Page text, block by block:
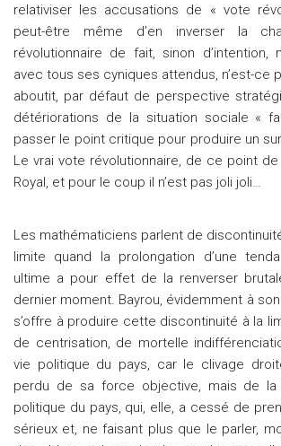
relativiser les accusations de « vote
peut-être même d’en inverser la
révolutionnaire de fait, sinon
avec tous ses cyniques attendus, n’est-ce
aboutit, par défaut de perspective
détériorations de la situation sociale «
passer le point critique pour produire un
Le vrai vote révolutionnaire, de ce point
Royal, et pour le coup il n’est pas joli joli…
Les mathématiciens parlent de
limite quand la prolongation d’une
ultime a pour effet de la renverser
dernier moment. Bayrou, évidemment à
s’offre à produire cette discontinuité à la
de centrisation, de mortelle
vie politique du pays, car le clivage
perdu de sa force objective, mais de
politique du pays, qui, elle, a cessé de
sérieux et, ne faisant plus que le parler,